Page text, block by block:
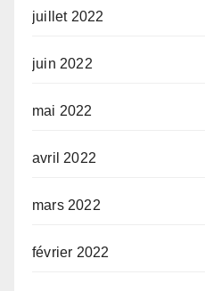
juillet 2022
juin 2022
mai 2022
avril 2022
mars 2022
février 2022